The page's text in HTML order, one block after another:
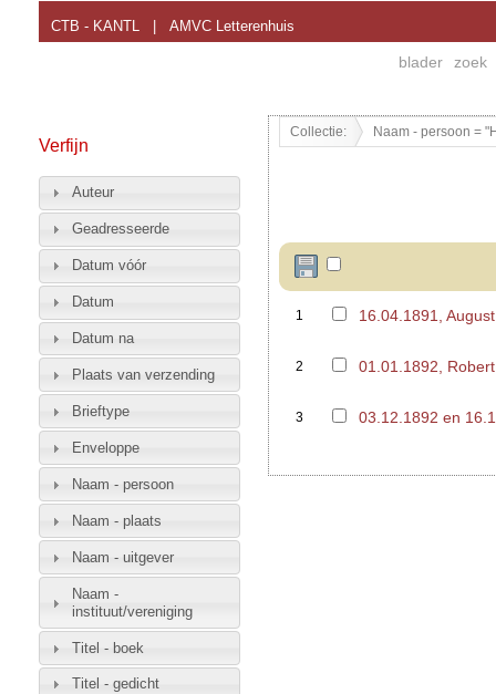
CTB - KANTL AMVC Letterenhuis
blader zoek
Collectie: Naam - persoon =
1 16.04.1891,
2 01.01.1892,
3 03.12.1892 en
Verfijn
Auteur
Geadresseerde
Datum vóór
Datum
Datum na
Plaats van verzending
Brieftype
Enveloppe
Naam - persoon
Naam - plaats
Naam - uitgever
Naam -
instituut/vereniging
Titel - boek
Titel - gedicht